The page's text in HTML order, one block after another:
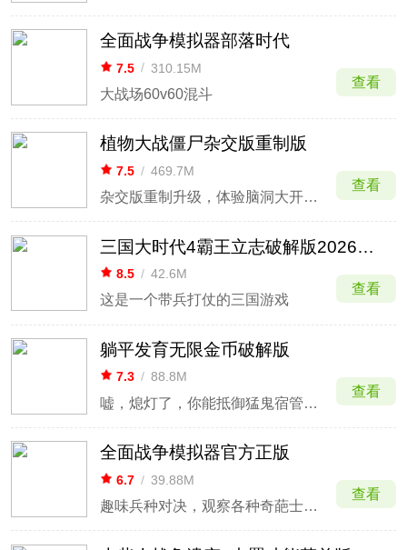
全面战争模拟器部落时代
7.5 / 310.15M
大战场60v60混斗
查看
植物大战僵尸杂交版重制版
7.5 / 469.7M
杂交版重制升级，体验脑洞大开的植物杂交对战
查看
三国大时代4霸王立志破解版2026最新版
8.5 / 42.6M
这是一个带兵打仗的三国游戏
查看
躺平发育无限金币破解版
7.3 / 88.8M
嘘，熄灯了，你能抵御猛鬼宿管的gank吗？
查看
全面战争模拟器官方正版
6.7 / 39.88M
趣味兵种对决，观察各种奇葩士兵混战。
查看